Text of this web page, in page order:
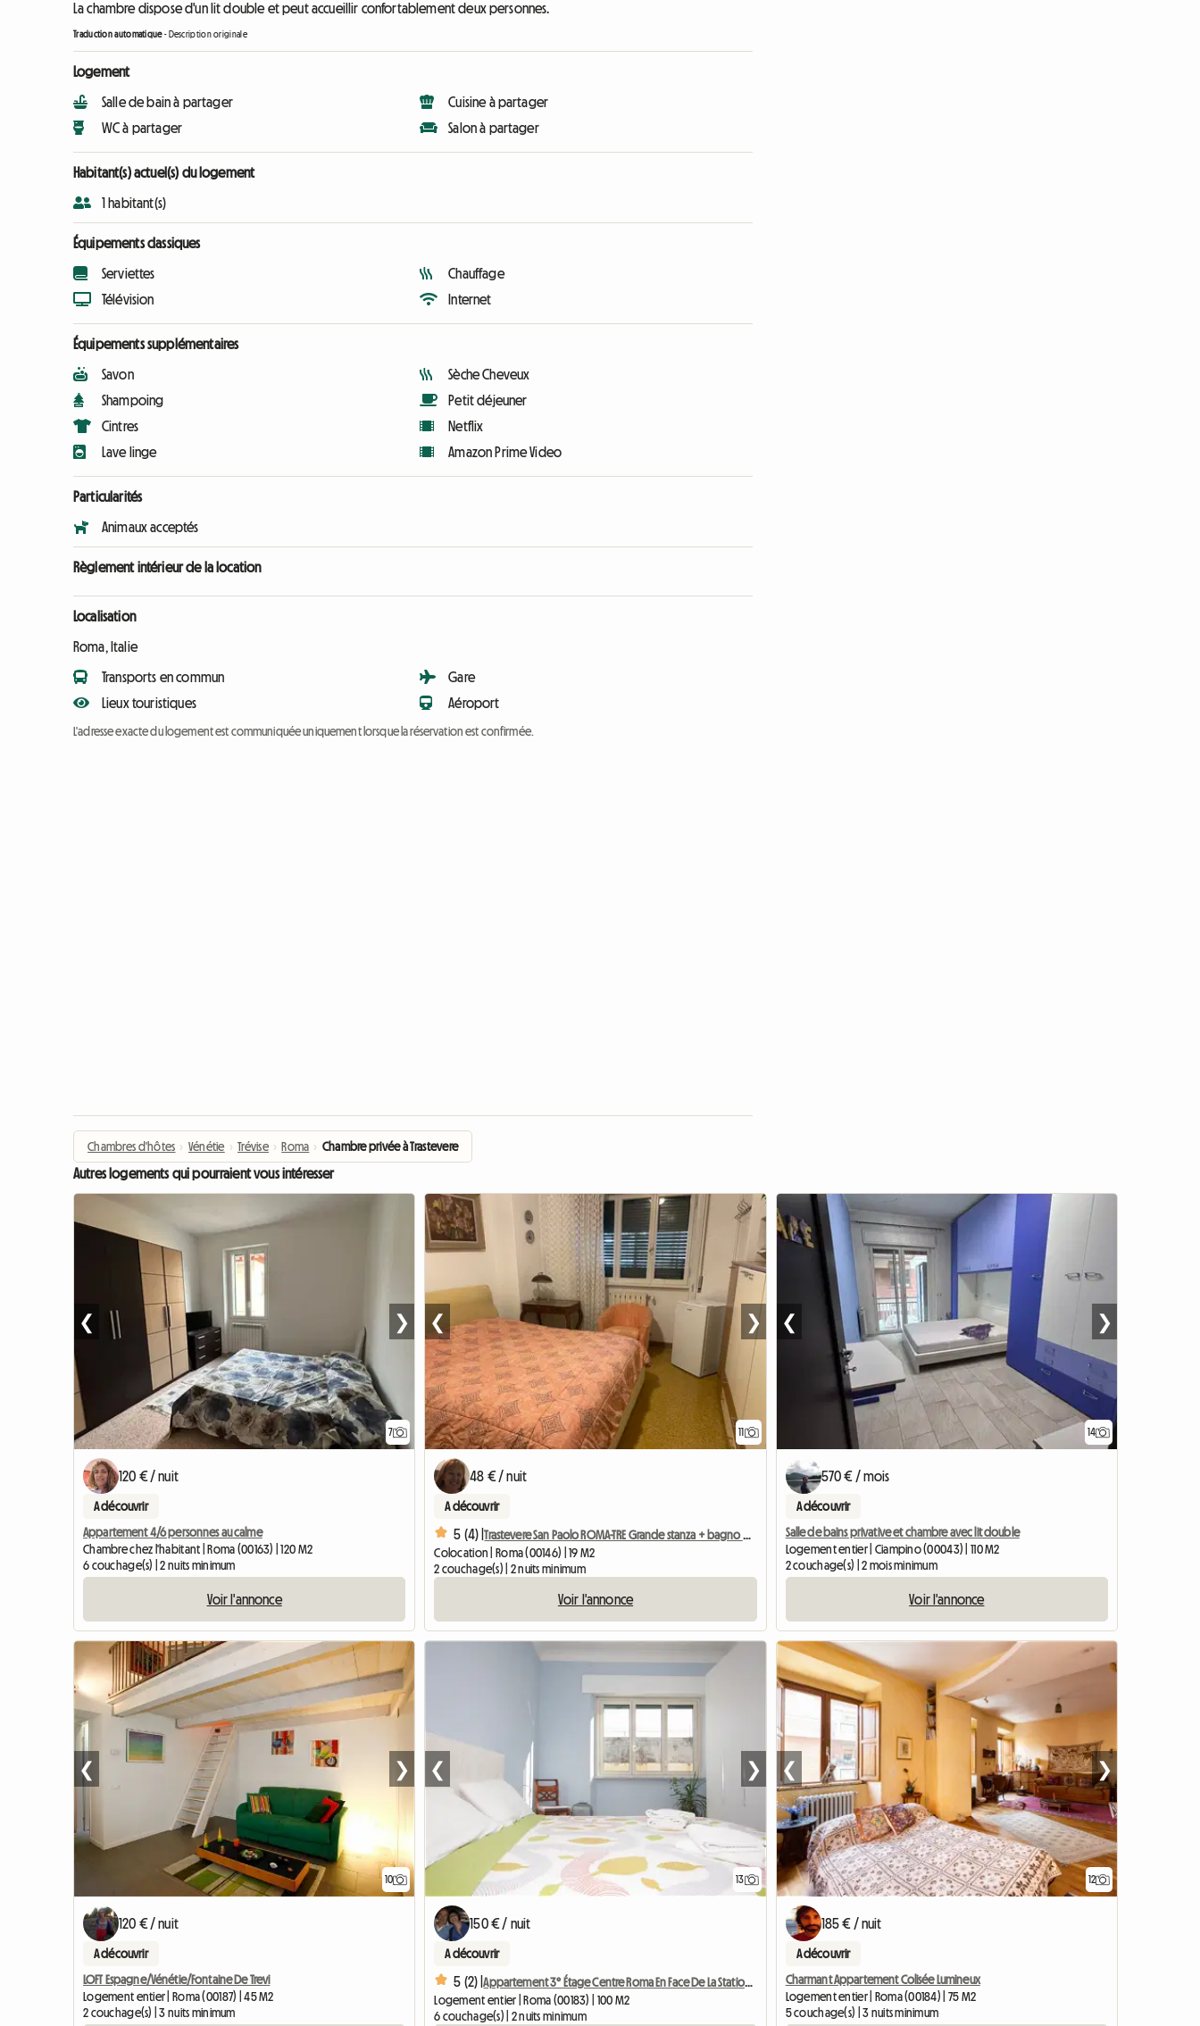
La chambre dispose d'un lit double et peut accueillir confortablement deux personnes.
Traduction automatique- Description originale
Logement
Salle de bain à partager
WC à partager
Cuisine à partager
Salon à partager
Habitant(s) actuel(s) du logement
1 habitant(s)
Équipements classiques
Serviettes
Télévision
Chauffage
Internet
Équipements supplémentaires
Savon
Shampoing
Cintres
Lave linge
Sèche Cheveux
Petit déjeuner
Netflix
Amazon Prime Video
Particularités
Animaux acceptés
Règlement intérieur de la location
Localisation
Roma, Italie
Transports en commun
Lieux touristiques
Gare
Aéroport
L'adresse exacte du logement est communiquée uniquement lorsque la réservation est confirmée.
Chambres d'hôtes › Vénétie › Trévise › Roma › Chambre privée à Trastevere
Autres logements qui pourraient vous intéresser
7
❮ ❯
120 € / nuit
A découvrir
Appartement 4/6 personnes au calme
Chambre chez l'habitant | Roma (00163) | 120 M2
6 couchage(s) | 2 nuits minimum
Voir l'annonce
11
❮ ❯
48 € / nuit
A découvrir
5 (4) |
Trastevere San Paolo ROMA-TRE Grande stanza + bagno privato
Colocation | Roma (00146) | 19 M2
2 couchage(s) | 2 nuits minimum
Voir l'annonce
14
❮ ❯
570 € / mois
A découvrir
Salle de bains privative et chambre avec lit double
Logement entier | Ciampino (00043) | 110 M2
2 couchage(s) | 2 mois minimum
Voir l'annonce
10
❮ ❯
120 € / nuit
A découvrir
LOFT Espagne/Vénétie/Fontaine De Trevi
Logement entier | Roma (00187) | 45 M2
2 couchage(s) | 3 nuits minimum
13
❮ ❯
150 € / nuit
A découvrir
5 (2) |
Appartement 3° Étage Centre Roma En Face De La Station De Métro
Logement entier | Roma (00183) | 100 M2
6 couchage(s) | 2 nuits minimum
12
❮ ❯
185 € / nuit
A découvrir
Charmant Appartement Colisée Lumineux
Logement entier | Roma (00184) | 75 M2
5 couchage(s) | 3 nuits minimum